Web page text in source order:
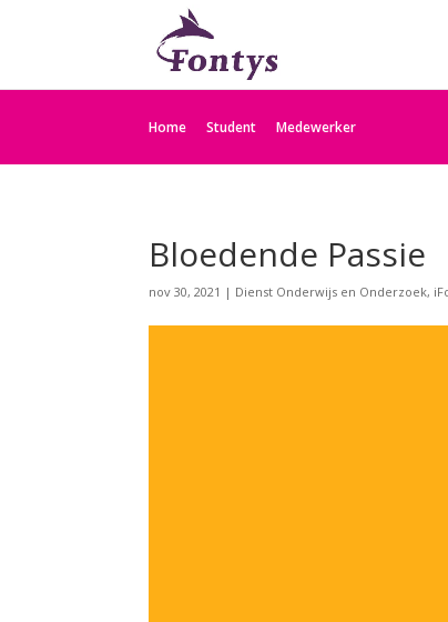
Home Student Medewerker
Bloedende Passie
nov 30, 2021 | Dienst Onderwijs en Onderzoek,